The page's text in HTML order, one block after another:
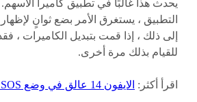
يحدث هذا غالبًا في تطبيق كاميرا
التطبيق ، يستغرق الأمر بضع ثوانٍ
إلى ذلك ، إذا قمت بتبديل الكاميرات ،
للقيام بذلك مرة أخرى.
اقرأ أكثر: الايفون 14 عالق في وضع SOS؟ حل سريع!